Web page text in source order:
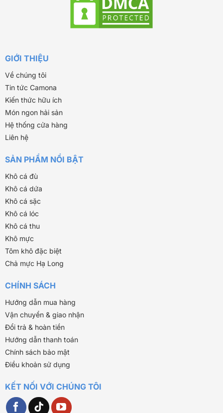
GIỚI THIỆU
Về chúng tôi
Tin tức Camona
Kiến thức hữu ích
Món ngon hải sản
Hệ thống cửa hàng
Liên hệ
SẢN PHẨM NỔI BẬT
Khô cá đù
Khô cá dứa
Khô cá sặc
Khô cá lóc
Khô cá thu
Khô mực
Tôm khô đặc biệt
Chả mực Hạ Long
CHÍNH SÁCH
Hướng dẫn mua hàng
Vận chuyển & giao nhận
Đổi trả & hoàn tiền
Hướng dẫn thanh toán
Chính sách bảo mật
Điều khoản sử dụng
KẾT NỐI VỚI CHÚNG TÔI